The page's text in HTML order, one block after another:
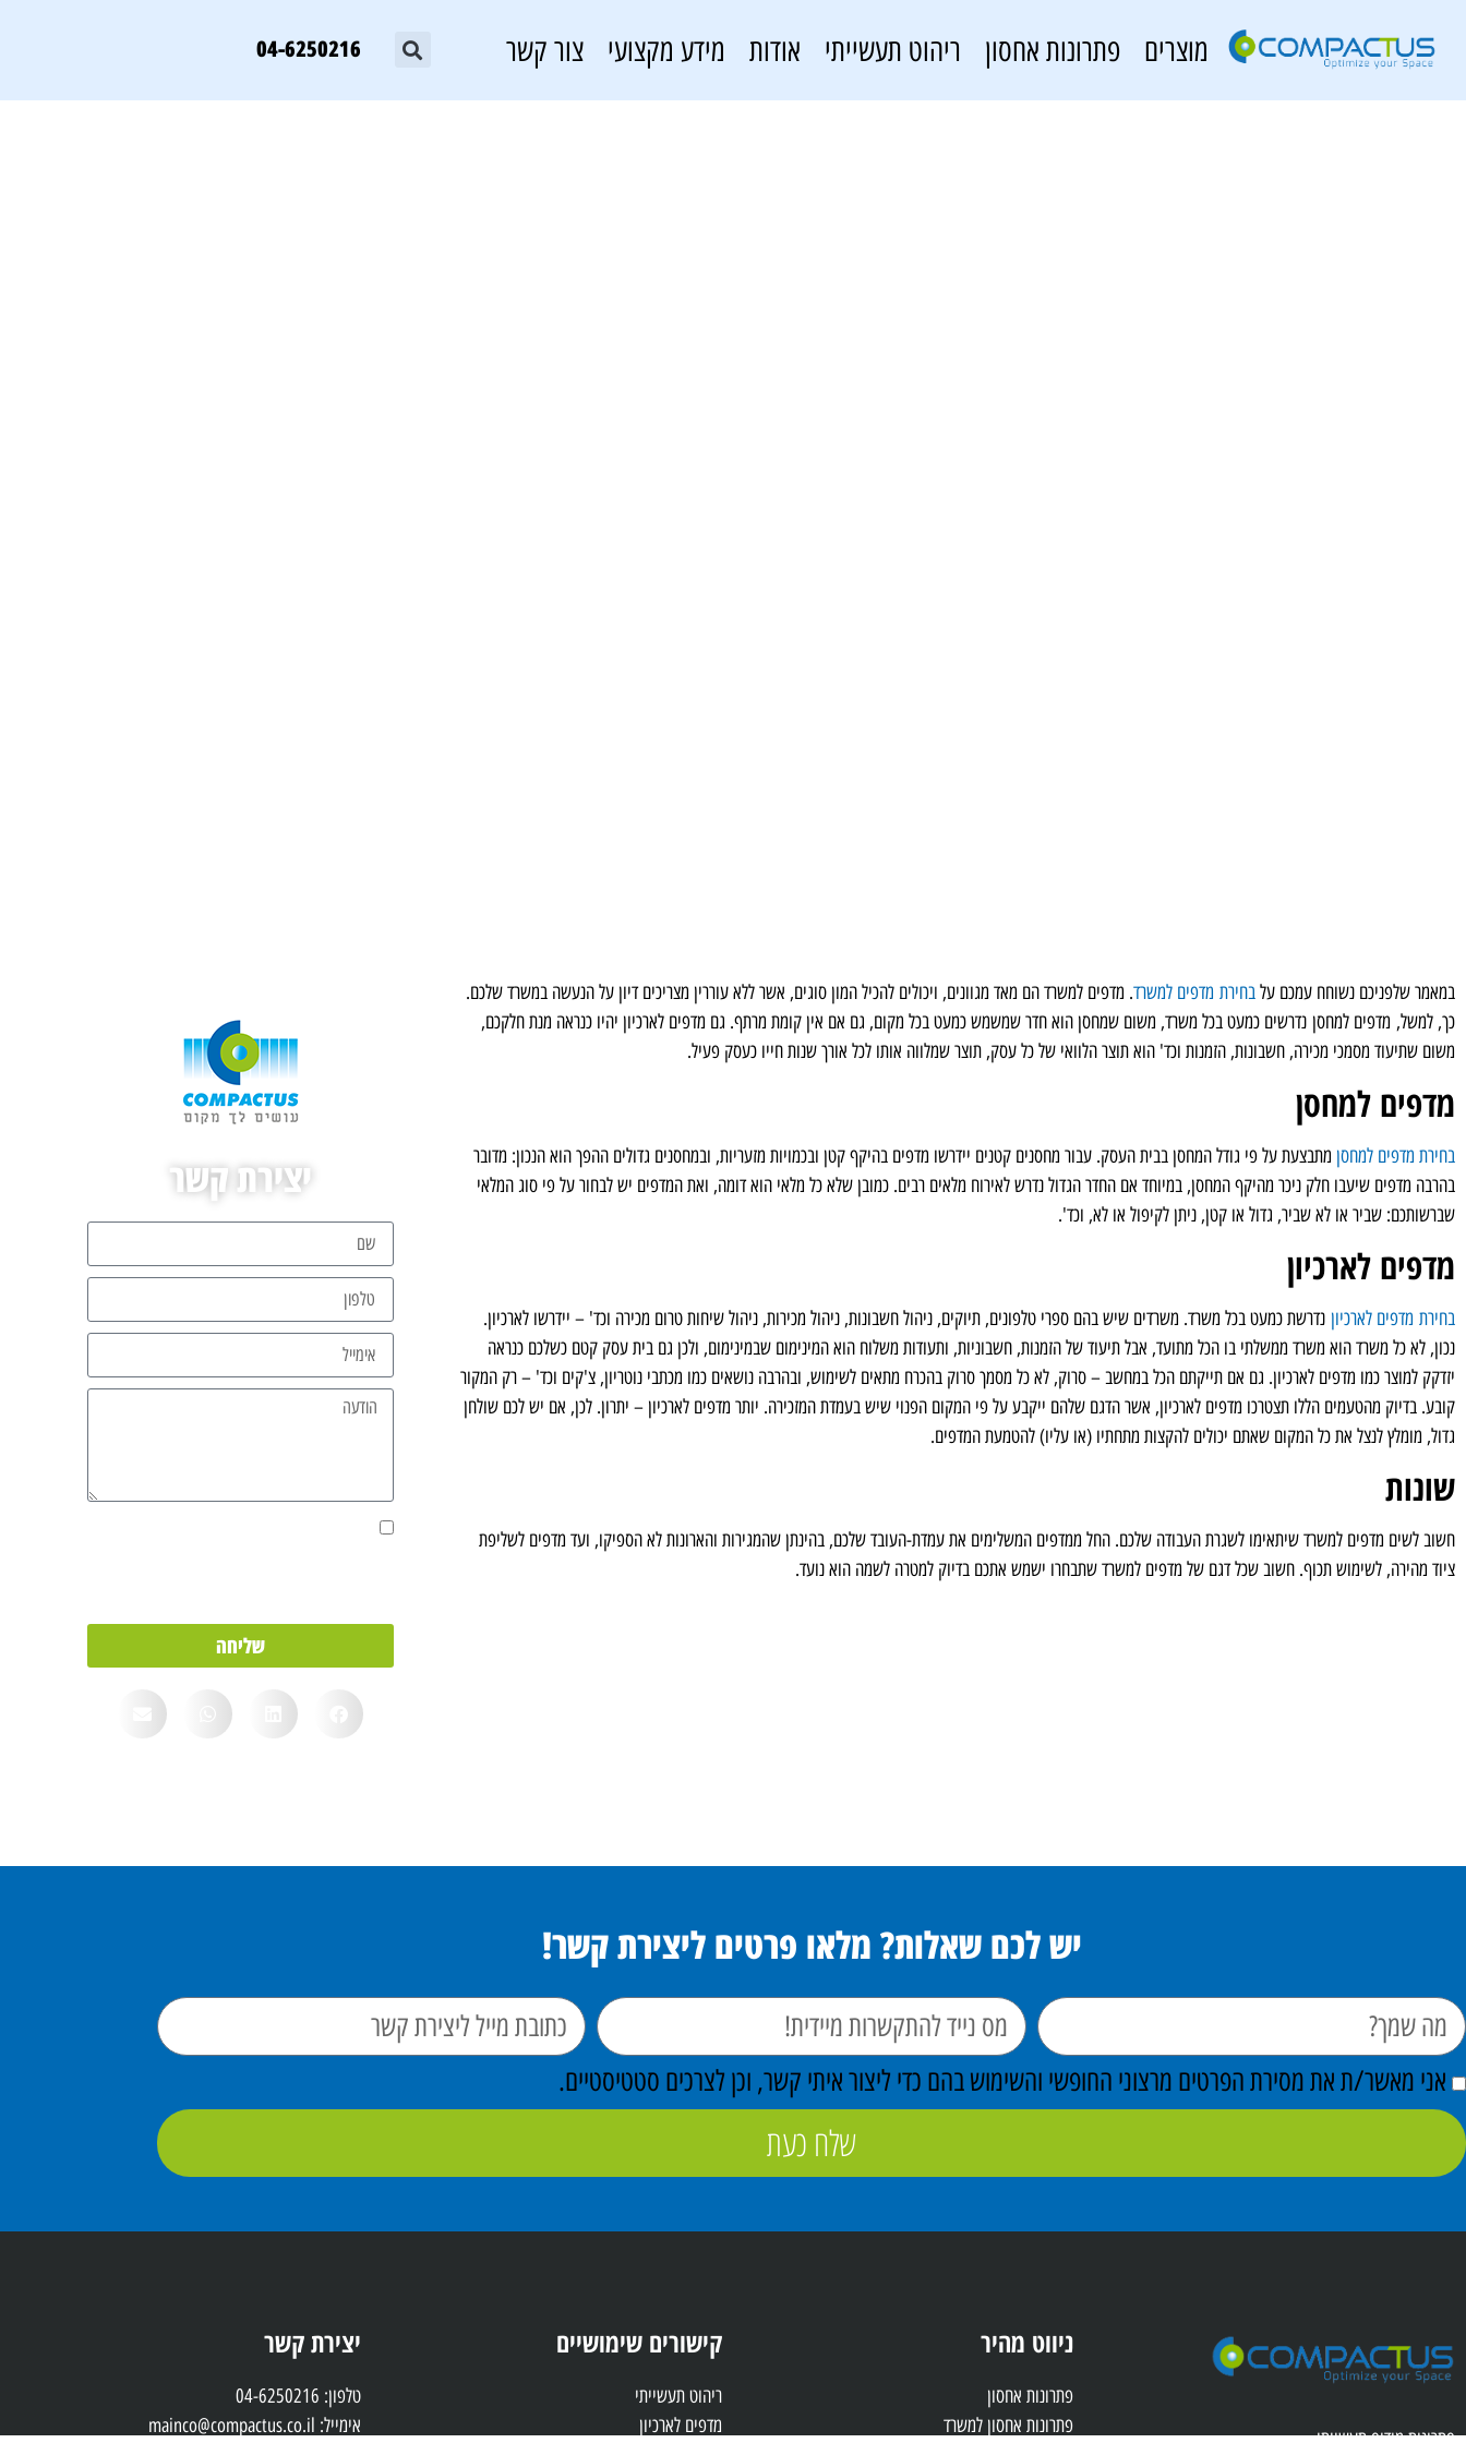
מוצרים פתרונות אחסון ריהוט תעשייתי אודות מידע מקצועי צור קשר 04-6250216
במאמר שלפניכם נשוחח עמכם עלבחירת מדפים למשרד. מדפים למשרד הם מאד מגוונים, ויכולים להכיל המון סוגים, אשר ללא עוררין מצריכים דיון על הנעשה במשרד שלכם.
כך, למשל, מדפים למחסן נדרשים כמעט בכל משרד, משום שמחסן הוא חדר שמשמש כמעט בכל מקום, גם אם אין קומת מרתף. גם מדפים לארכיון יהיו כנראה מנת חלקכם,
משום שתיעוד מסמכי מכירה, חשבונות, הזמנות וכד' הוא תוצר הלוואי של כל עסק, תוצר שמלווה אותו לכל אורך שנות חייו כעסק פעיל.
מדפים למחסן
בחירת מדפים למחסן מתבצעת על פי גודל המחסן בבית העסק. עבור מחסנים קטנים יידרשו מדפים בהיקף קטן ובכמויות מזעריות, ובמחסנים גדולים ההפך הוא הנכון: מדובר
בהרבה מדפים שיעבו חלק ניכר מהיקף המחסן, במיוחד אם החדר הגדול נדרש לאירוח מלאים רבים. כמובן שלא כל מלאי הוא דומה, ואת המדפים יש לבחור על פי סוג המלאי
שברשותכם: שביר או לא שביר, גדול או קטן, ניתן לקיפול או לא, וכד'.
מדפים לארכיון
בחירת מדפים לארכיון נדרשת כמעט בכל משרד. משרדים שיש בהם ספרי טלפונים, תיוקים, ניהול חשבונות, ניהול מכירות, ניהול שיחות טרום מכירה וכד' – יידרשו לארכיון.
נכון, לא כל משרד הוא משרד ממשלתי בו הכל מתועד, אבל תיעוד של הזמנות, חשבוניות, ותעודות משלוח הוא המינימום שבמינימום, ולכן גם בית עסק קטם כשלכם כנראה
יזדקק למוצר כמו מדפים לארכיון. גם אם תייקתם הכל במחשב – סרוק, לא כל מסמך סרוק בהכרח מתאים לשימוש, ובהרבה נושאים כמו מכתבי נוטריון, צ'קים וכד' – רק המקור
קובע. בדיוק מהטעמים הללו תצטרכו מדפים לארכיון, אשר הדגם שלהם ייקבע על פי המקום הפנוי שיש בעמדת המזכירה. יותר מדפים לארכיון – יתרון. לכן, אם יש לכם שולחן
גדול, מומלץ לנצל את כל המקום שאתם יכולים להקצות מתחתיו (או עליו) להטמעת המדפים.
שונות
חשוב לשים מדפים למשרד שיתאימו לשגרת העבודה שלכם. החל ממדפים המשלימים את עמדת-העובד שלכם, בהינתן שהמגירות והארונות לא הספיקו, ועד מדפים לשליפת
ציוד מהירה, לשימוש תכוף. חשוב שכל דגם של מדפים למשרד שתבחרו ישמש אתכם בדיוק למטרה לשמה הוא נועד.
יצירת קשר
שליחה
יש לכם שאלות? מלאו פרטים ליצירת קשר!
אני מאשר/ת את מסירת הפרטים מרצוני החופשי והשימוש בהם כדי ליצור איתי קשר, וכן לצרכים סטטיסטיים.
שלח כעת
פתרונות מידוף תעשייתי
ניווט מהיר
פתרונות אחסון
פתרונות אחסון למשרד
קישורים שימושיים
ריהוט תעשייתי
מדפים לארכיון
יצירת קשר
טלפון: 04-6250216
אימייל: mainco@compactus.co.il